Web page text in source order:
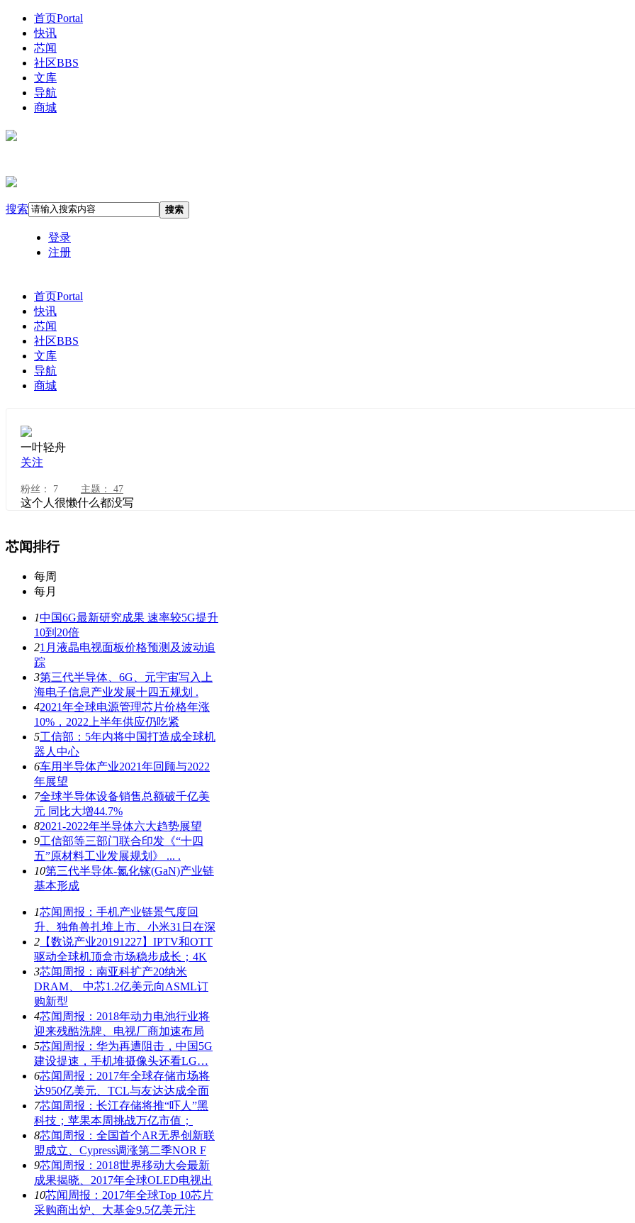
首页Portal
快讯
芯闻
社区BBS
文库
导航
商城
搜索 搜索
登录
注册
首页Portal
快讯
芯闻
社区BBS
文库
导航
商城
一叶轻舟
关注
粉丝： 7 主题： 47
这个人很懒什么都没写
芯闻排行
每周
每月
1中国6G最新研究成果 速率较5G提升
10到20倍
21月液晶电视面板价格预测及波动追
踪
3第三代半导体、6G、元宇宙写入上
海电子信息产业发展十四五规划 .
42021年全球电源管理芯片价格年涨
10%，2022上半年供应仍吃紧
5工信部：5年内将中国打造成全球机
器人中心
6车用半导体产业2021年回顾与2022
年展望
7全球半导体设备销售总额破千亿美
元 同比大增44.7%
82021-2022年半导体六大趋势展望
9工信部等三部门联合印发《“十四
五”原材料工业发展规划》 ... .
10第三代半导体-氮化镓(GaN)产业链
基本形成
1芯闻周报：手机产业链景气度回
升、独角兽扎堆上市、小米31日在深
2 【数说产业20191227】IPTV和OTT
驱动全球机顶盒市场稳步成长；4K
3芯闻周报：南亚科扩产20纳米
DRAM、 中芯1.2亿美元向ASML订
购新型
4芯闻周报：2018年动力电池行业将
迎来残酷洗牌、电视厂商加速布局
5芯闻周报：华为再遭阻击，中国5G
建设提速，手机堆摄像头还看LG…
6芯闻周报：2017年全球存储市场将
达950亿美元、TCL与友达达成全面
7芯闻周报：长江存储将推“吓人”黑
科技；苹果本周挑战万亿市值；
8芯闻周报：全国首个AR无界创新联
盟成立、Cypress调涨第二季NOR F
9芯闻周报：2018世界移动大会最新
成果揭晓、2017年全球OLED电视出
10芯闻周报：2017年全球Top 10芯片
采购商出炉、大基金9.5亿美元注